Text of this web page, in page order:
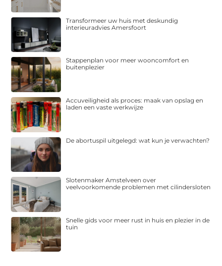
Transformeer uw huis met deskundig
interieuradvies Amersfoort
Stappenplan voor meer wooncomfort en
buitenplezier
Accuveiligheid als proces: maak van opslag en
laden een vaste werkwijze
De abortuspil uitgelegd: wat kun je verwachten?
Slotenmaker Amstelveen over
veelvoorkomende problemen met cilindersloten
Snelle gids voor meer rust in huis en plezier in de
tuin